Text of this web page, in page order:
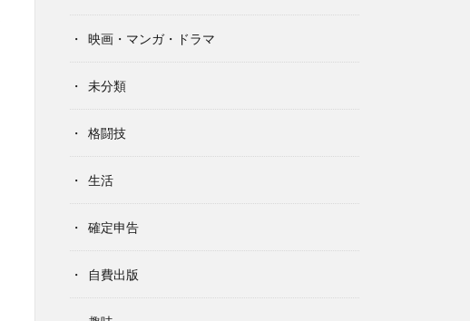
映画・マンガ・ドラマ
未分類
格闘技
生活
確定申告
自費出版